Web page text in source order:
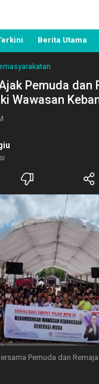
Sulawesi Utara,
Hukum Kriminal
Berita Utama
Pemuda dan
Wawasan
Pemuda dan